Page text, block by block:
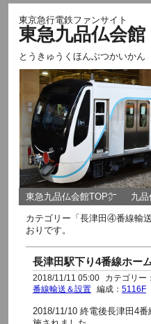
東京急行電鉄ファンサイト
東急九品仏会館
とうきゅうくほんぶつかいかん
東急九品仏会館TOP㌻ 九
カテゴリー「長津田④番線輸
おりです。
長津田駅下り4番線ホー
2018/11/11 05:00 カテゴリー：
番線輸送＆設置
編成： 5116F
2018/11/10 終電後長津田4